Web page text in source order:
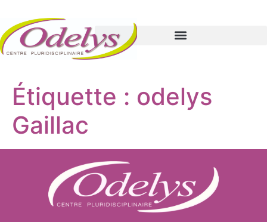
Étiquette : odelys
Gaillac